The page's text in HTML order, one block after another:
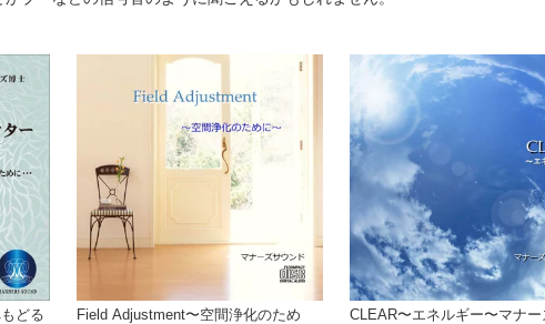
どる
Field Adjustment〜空間浄化のため
CLEAR〜エネルギー〜マナー